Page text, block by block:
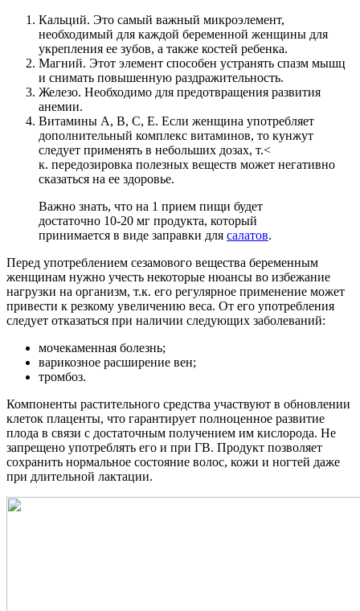
Кальций. Это самый важный микроэлемент,
необходимый для каждой беременной женщины для
укрепления ее зубов, а также костей ребенка.
Магний. Этот элемент способен устранять спазм мышц
и снимать повышенную раздражительность.
Железо. Необходимо для предотвращения развития
анемии.
Витамины А, В, С, Е. Если женщина употребляет
дополнительный комплекс витаминов, то кунжут
следует применять в небольших дозах, т.<
к. передозировка полезных веществ может негативно
сказаться на ее здоровье.
Важно знать, что на 1 прием пищи будет
достаточно 10-20 мг продукта, который
принимается в виде заправки для салатов.
Перед употреблением сезамового вещества беременным
женщинам нужно учесть некоторые нюансы во избежание
нагрузки на организм, т.к. его регулярное применение может
привести к резкому увеличению веса. От его употребления
следует отказаться при наличии следующих заболеваний:
мочекаменная болезнь;
варикозное расширение вен;
тромбоз.
Компоненты растительного средства участвуют в обновлении
клеток плаценты, что гарантирует полноценное развитие
плода в связи с достаточным получением им кислорода. Не
запрещено употреблять его и при ГВ. Продукт позволяет
сохранить нормальное состояние волос, кожи и ногтей даже
при длительной лактации.